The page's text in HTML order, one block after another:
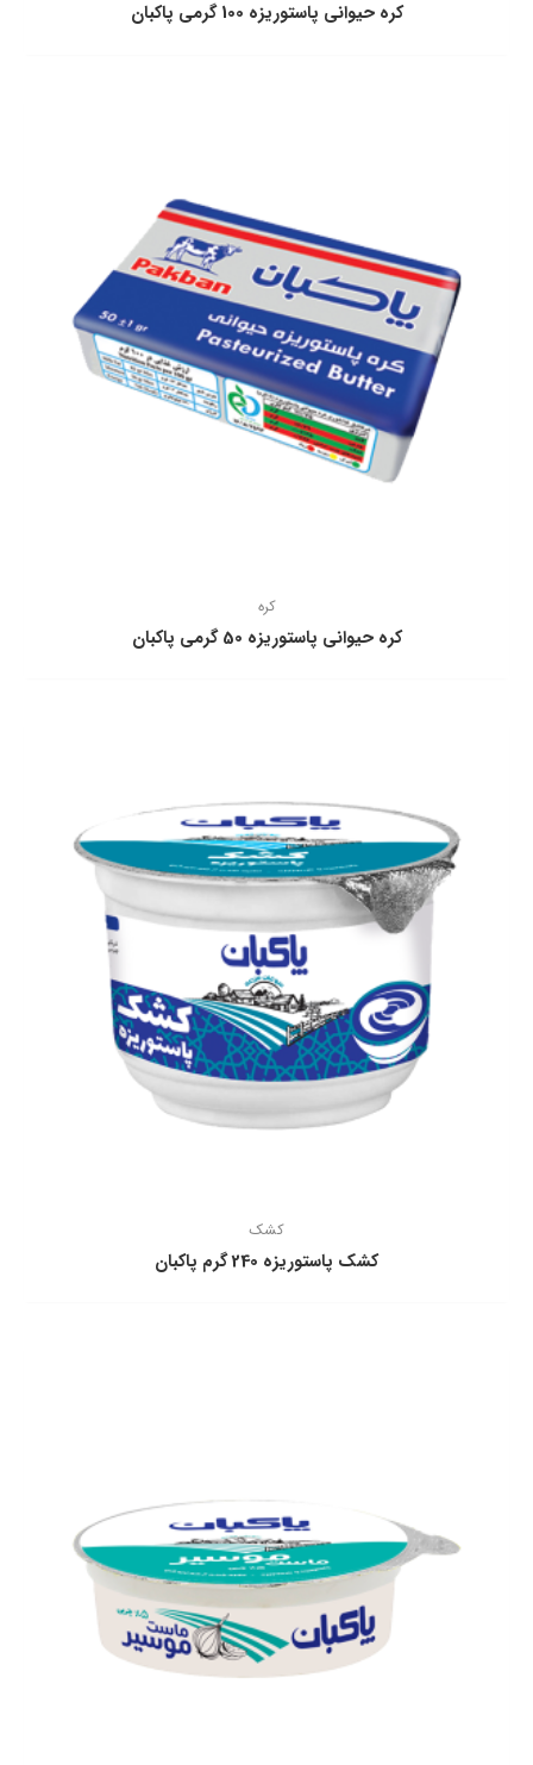
كره حيوانی پاستوريزه 100 گرمی پاكبان
کره
كره حيوانی پاستوريزه 50 گرمی پاكبان
کشک
كشك پاستوریزه 240 گرم پاكبان